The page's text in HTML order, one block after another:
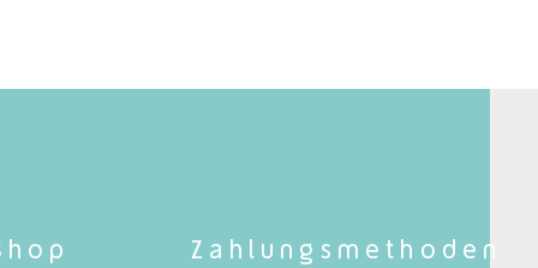
Zahlungsmethoden